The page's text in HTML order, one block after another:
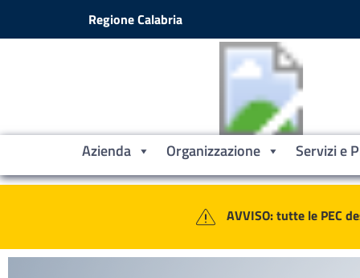
Vai ai contenutiRegione Calabria
Azienda Organizzazione Servizi e
Azienda Sanitaria Provinciale
Contenuti in evidenzaAVVISO: tutte le PEC